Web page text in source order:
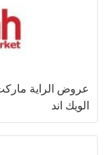
الويك اند